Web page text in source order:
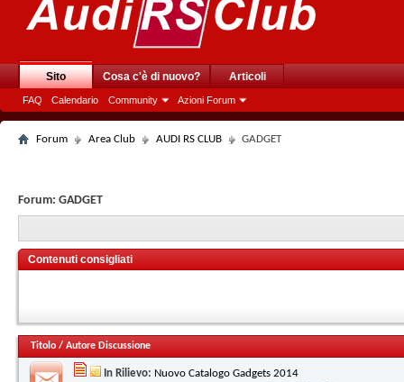
Sito
FAQ Calendario Community Azioni Forum
Cosa c'è di nuovo? Articoli
Forum Area Club AUDI RS CLUB GADGET
Forum: GADGET
Contenuti consigliati
Titolo / Autore Discussione
In Rilievo: Nuovo Catalogo Gadgets 2014